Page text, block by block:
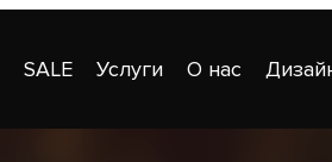
SALE Услуги О нас